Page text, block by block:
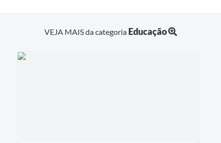
VEJA MAIS da categoria Educação